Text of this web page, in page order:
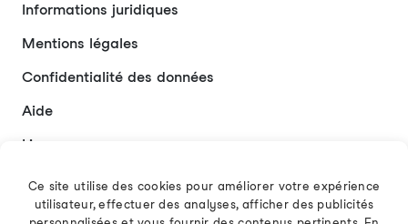
Informations juridiques
Mentions légales
Confidentialité des données
Aide
Liens
Contact
Ce site utilise des cookies pour améliorer votre expérience
utilisateur, effectuer des analyses, afficher des publicités